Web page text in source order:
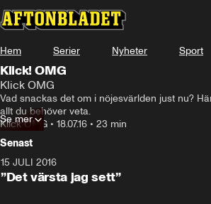
Hem Serier Nyheter Sport
Klick! OMG
Klick OMG
Vad snackas det om i nöjesvärlden just nu?
allt du behöver veta.
Klick OMG • 18.07.16 • 23 min
Se mer
Senast
15 JULI 2016
”Det värsta jag sett”